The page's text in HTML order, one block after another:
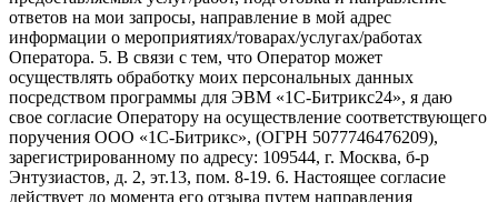
ответов на мои запросы, направление в мой адрес
информации о мероприятиях/товарах/услугах/работах
Оператора. 5. В связи с тем, что Оператор может
осуществлять обработку моих персональных данных
посредством программы для ЭВМ «1С-Битрикс24», я даю
свое согласие Оператору на осуществление соответствующего
поручения ООО «1С-Битрикс», (ОГРН 5077746476209),
зарегистрированному по адресу: 109544, г. Москва, б-р
Энтузиастов, д. 2, эт.13, пом. 8-19. 6. Настоящее согласие
действует до момента его отзыва путем направления